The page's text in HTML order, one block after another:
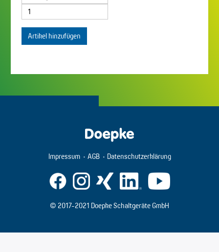
Artikel hinzufügen
Impressum AGB Datenschutzerklärung
© 2017-2021 Doepke Schaltgeräte GmbH